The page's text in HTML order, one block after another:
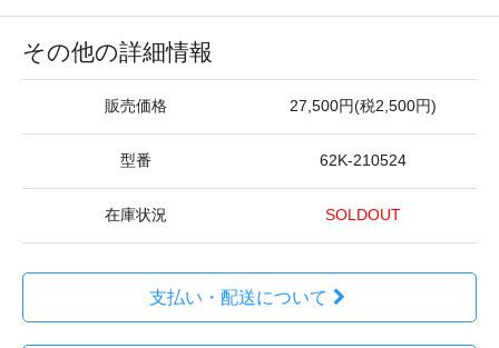
その他の詳細情報
販売価格 27,500円(税2,500円)
型番 62K-210524
在庫状況 SOLDOUT
支払い・配送について